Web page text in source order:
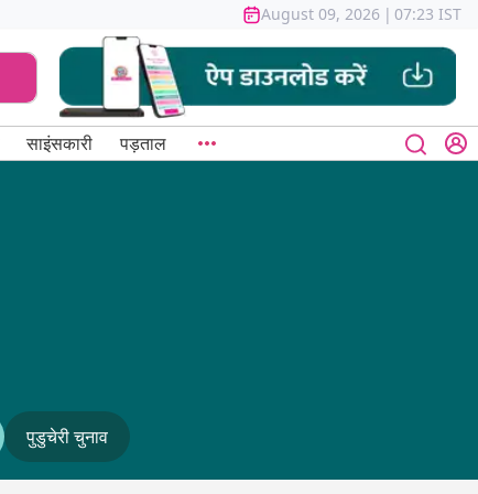
August 09, 2026 | 07:23 IST
साइंसकारी पड़ताल
पुडुचेरी चुनाव